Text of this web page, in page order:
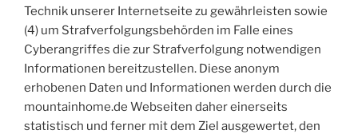
Technik unserer Internetseite zu gewährleisten sowie
(4) um Strafverfolgungsbehörden im Falle eines
Cyberangriffes die zur Strafverfolgung notwendigen
Informationen bereitzustellen. Diese anonym
erhobenen Daten und Informationen werden durch die
mountainhome.de Webseiten daher einerseits
statistisch und ferner mit dem Ziel ausgewertet, den